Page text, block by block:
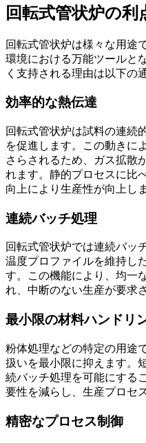
回転式管状炉の利
回転式管状炉は様々な用途
環境における万能ツールと
く支持される理由は以下の
効率的な熱伝達
回転式管状炉は試料の連続
を促進します。この動きに
さらされるため、ガス拡散
れます。静的プロセスに比
向上により生産性が向上しま
連続バッチ処理
回転式管状炉では連続バッ
温度プロファイルを維持し
す。この機能により、均一
れ、中断のない生産が要求
最小限の材料ハンドリ
粉体処理などの特定の用途
扱いを最小限に抑えます。
続バッチ処理を可能にする
要性を減らし、生産プロセ
精密なプロセス制御